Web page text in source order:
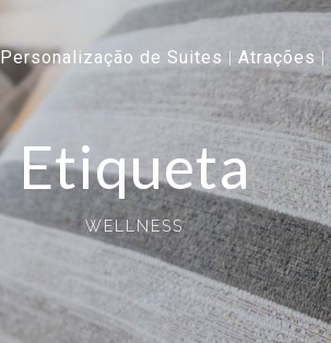
Personalização de Suites Atrações
Etiqueta
WELLNESS